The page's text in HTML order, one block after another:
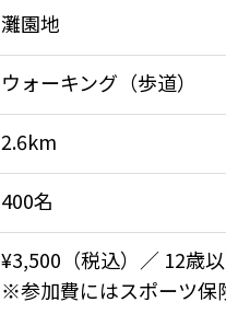
灘園地
ウォーキング（歩道）
2.6km
400名
¥3,500（税込）／ 12歳
※参加費にはスポーツ保